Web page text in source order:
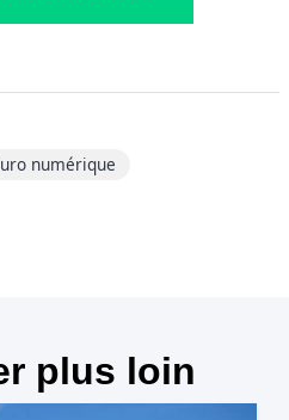
numérique
plus loin